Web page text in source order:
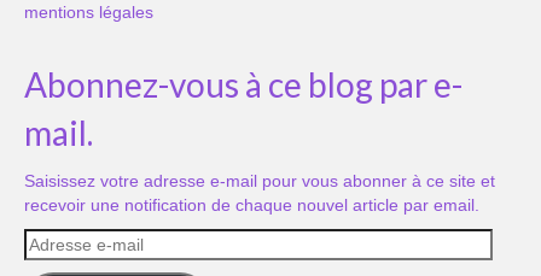
mentions légales
Abonnez-vous à ce blog par e-
mail.
Saisissez votre adresse e-mail pour vous abonner à ce site et
recevoir une notification de chaque nouvel article par email.
Adresse
e-